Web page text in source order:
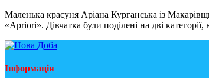
Маленька красуня Аріана Курганська із
«Apriori». Дівчатка були поділені на дві
Інформація